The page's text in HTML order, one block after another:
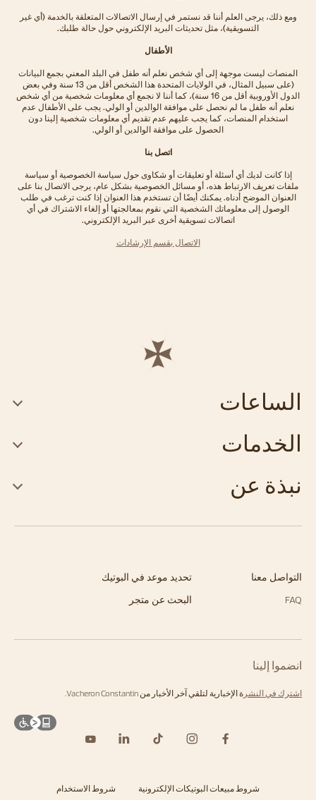
ومع ذلك، يرجى العلم أننا قد نستمر في إرسال الاتصالات المتعلقة بالخدمة (أي غير
التسويقية)، مثل تحديثات البريد الإلكتروني حول حالة طلبك.
الأطفال
المنصات ليست موجهة إلى أي شخص نعلم أنه طفل في البلد المعني بجمع البيانات
(على سبيل المثال، في الولايات المتحدة هذا الشخص أقل من 13 سنة وفي بعض
الدول الأوروبية أقل من 16 سنة)، كما أننا لا نجمع أي معلومات شخصية من أي شخص
نعلم أنه طفل ما لم نحصل على موافقة الوالدين أو الولي. يجب على الأطفال عدم
استخدام المنصات، كما يجب عليهم عدم تقديم أي معلومات شخصية إلينا دون
الحصول على موافقة الوالدين أو الولي.
اتصل بنا
إذا كانت لديك أي أسئلة أو تعليقات أو شكاوى حول سياسة الخصوصية أو سياسة
ملفات تعريف الارتباط هذه، أو مسائل الخصوصية بشكل عام، يرجى الاتصال بنا على
العنوان الموضح أدناه. يمكنك أيضًا أن تستخدم هذا العنوان إذا كنت ترغب في طلب
الوصول إلى معلوماتك الشخصية التي نقوم بمعالجتها أو إلغاء الاشتراك في أي
اتصالات تسويقية أخرى عبر البريد الإلكتروني.
الاتصال بقسم الإرشادات
التواصل معنا
تحديد موعد في البوتيك
FAQ
البحث عن متجر
انضموا إلينا
اشترك في النشر ة الإخبارية لتلقي آخر الأخبار من Vacheron Constantin.
الساعات
الخدمات
نبذة عن
شروط مبيعات البوتيكات الإلكترونية شروط الاستخدام